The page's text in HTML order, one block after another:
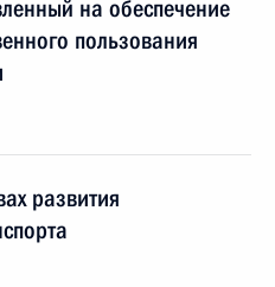
на обеспечение
пользования
развития